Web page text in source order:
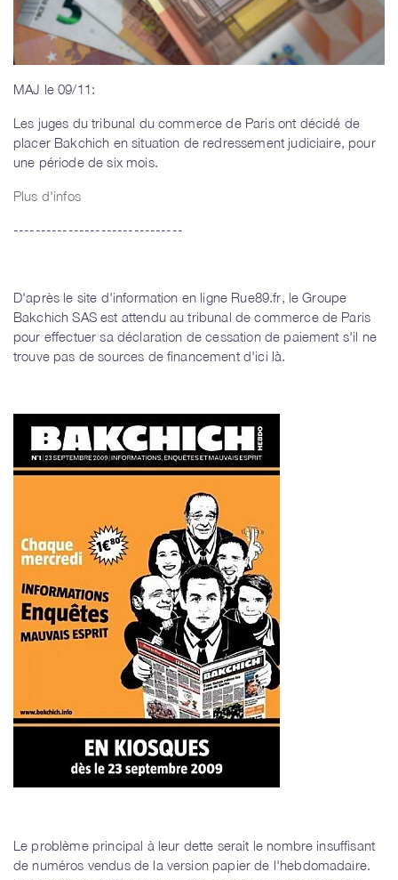
MAJ le 09/11:
Les juges du tribunal du commerce de Paris ont décidé de
placer Bakchich en situation de redressement judiciaire, pour
une période de six mois.
Plus d'infos
-------------------------------
D'après le site d'information en ligne Rue89.fr, le Groupe
Bakchich SAS est attendu au tribunal de commerce de Paris
pour effectuer sa déclaration de cessation de paiement s'il ne
trouve pas de sources de financement d'ici là.
Le problème principal à leur dette serait le nombre insuffisant
de numéros vendus de la version papier de l'hebdomadaire.